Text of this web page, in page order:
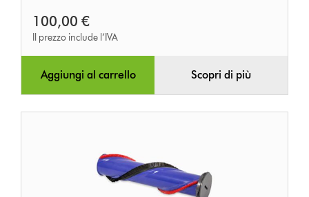
100,00 €
Il prezzo include l’IVA
Aggiungi al carrello Scopri di più